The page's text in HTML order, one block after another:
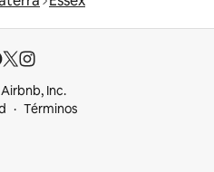
Inc.
Términos